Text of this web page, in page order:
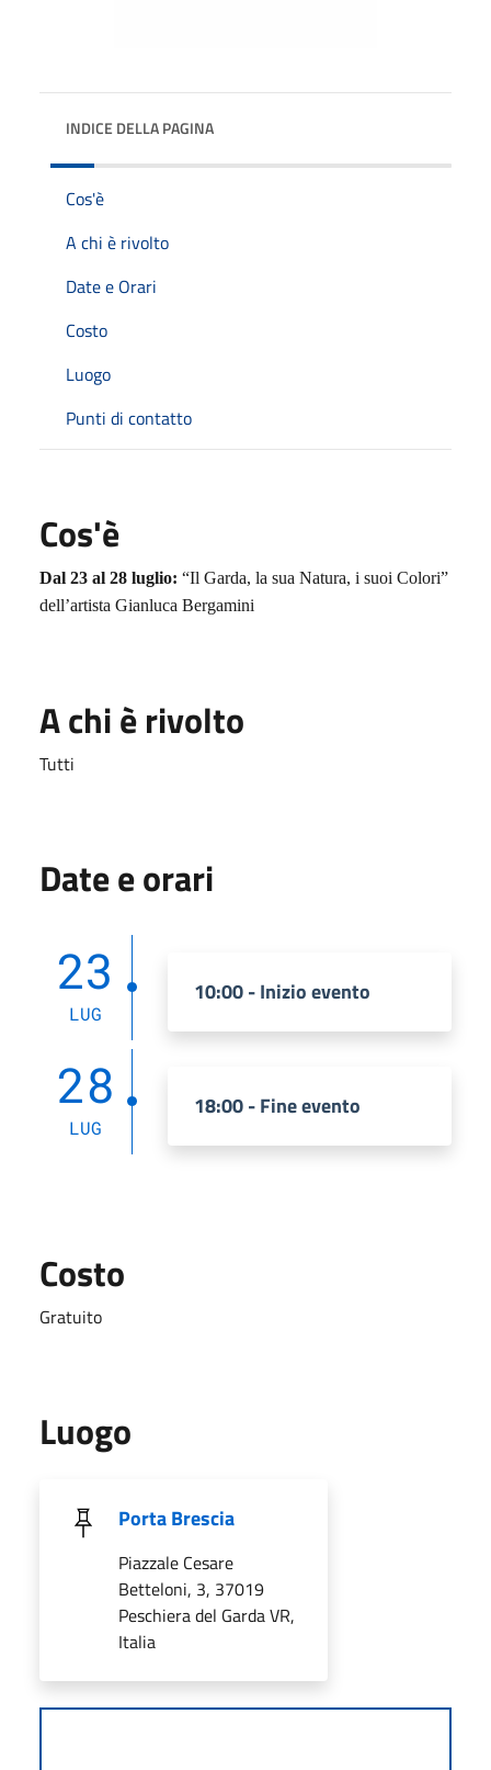
INDICE DELLA PAGINA
Cos'è
A chi è rivolto
Date e Orari
Costo
Luogo
Punti di contatto
Cos'è
Dal 23 al 28 luglio: “Il Garda, la sua Natura, i suoi Colori”
dell’artista Gianluca Bergamini
A chi è rivolto
Tutti
Date e orari
23
LUG
10:00 - Inizio evento
28
LUG
18:00 - Fine evento
Costo
Gratuito
Luogo
Porta Brescia
Piazzale Cesare
Betteloni, 3, 37019
Peschiera del Garda VR,
Italia